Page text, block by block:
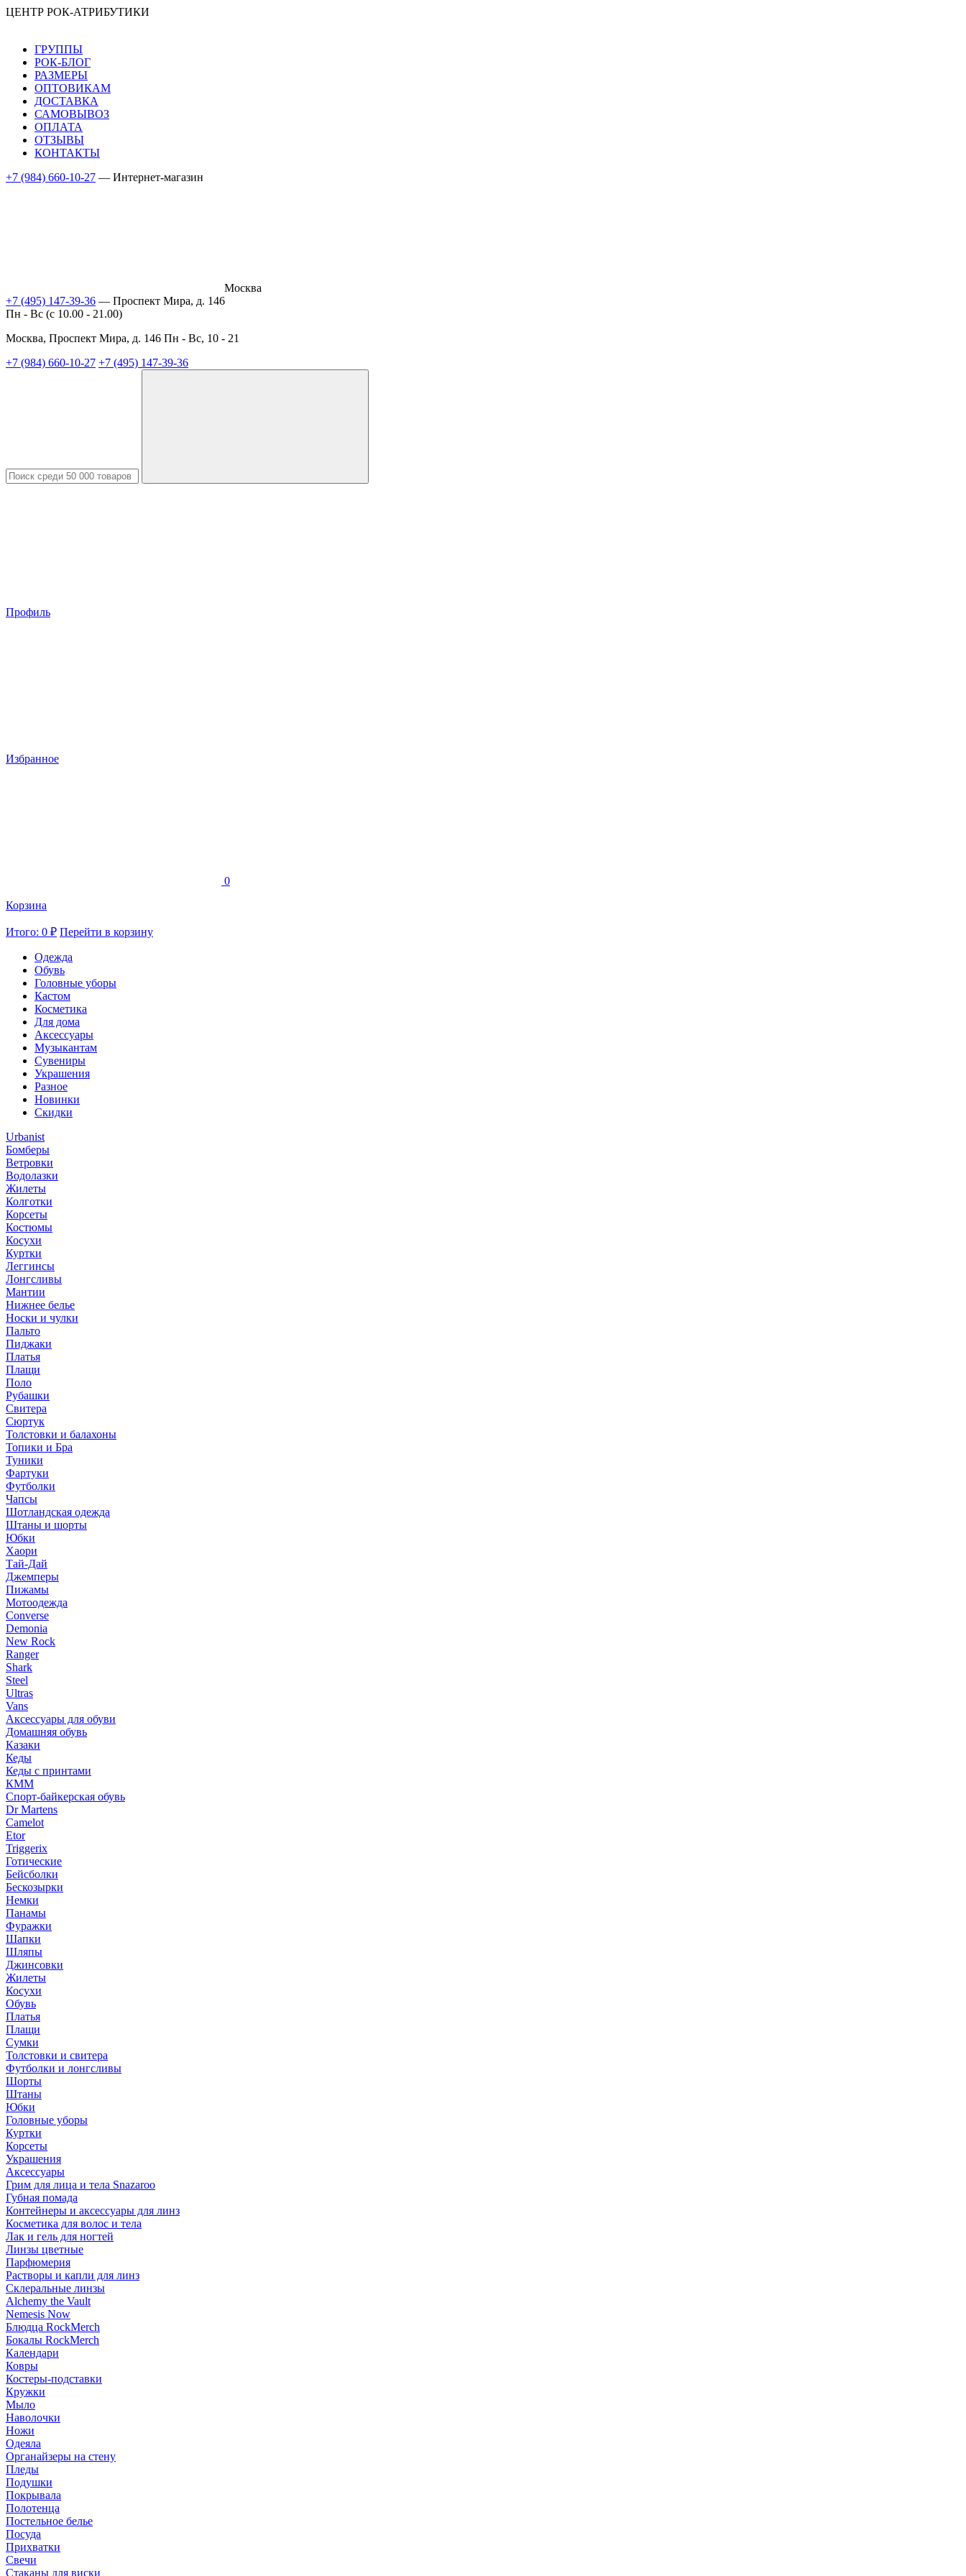
ЦЕНТР РОК-АТРИБУТИКИ
ГРУППЫ
РОК-БЛОГ
РАЗМЕРЫ
ОПТОВИКАМ
ДОСТАВКА
САМОВЫВОЗ
ОПЛАТА
ОТЗЫВЫ
КОНТАКТЫ
+7 (984) 660-10-27 — Интернет-магазин
Москва
+7 (495) 147-39-36 — Проспект Мира, д. 146
Пн - Вс (c 10.00 - 21.00)
Москва, Проспект Мира, д. 146 Пн - Вс, 10 - 21
+7 (984) 660-10-27 +7 (495) 147-39-36
Профиль
Избранное
0
Корзина
Итого: 0 ₽ Перейти в корзину
Одежда
Обувь
Головные уборы
Кастом
Косметика
Для дома
Аксессуары
Музыкантам
Сувениры
Украшения
Разное
Новинки
Скидки
Urbanist
Бомберы
Ветровки
Водолазки
Жилеты
Колготки
Корсеты
Костюмы
Косухи
Куртки
Леггинсы
Лонгсливы
Мантии
Нижнее белье
Носки и чулки
Пальто
Пиджаки
Платья
Плащи
Поло
Рубашки
Свитера
Сюртук
Толстовки и балахоны
Топики и Бра
Туники
Фартуки
Футболки
Чапсы
Шотландская одежда
Штаны и шорты
Юбки
Хаори
Тай-Дай
Джемперы
Пижамы
Мотоодежда
Converse
Demonia
New Rock
Ranger
Shark
Steel
Ultras
Vans
Аксессуары для обуви
Домашняя обувь
Казаки
Кеды
Кеды с принтами
КММ
Спорт-байкерская обувь
Dr Martens
Camelot
Etor
Triggerix
Готические
Бейсболки
Бескозырки
Немки
Панамы
Фуражки
Шапки
Шляпы
Джинсовки
Жилеты
Косухи
Обувь
Платья
Плащи
Сумки
Толстовки и свитера
Футболки и лонгсливы
Шорты
Штаны
Юбки
Головные уборы
Куртки
Корсеты
Украшения
Аксессуары
Грим для лица и тела Snazaroo
Губная помада
Контейнеры и аксессуары для линз
Косметика для волос и тела
Лак и гель для ногтей
Линзы цветные
Парфюмерия
Растворы и капли для линз
Склеральные линзы
Alchemy the Vault
Nemesis Now
Блюдца RockMerch
Бокалы RockMerch
Календари
Ковры
Костеры-подставки
Кружки
Мыло
Наволочки
Ножи
Одеяла
Органайзеры на стену
Пледы
Подушки
Покрывала
Полотенца
Постельное белье
Посуда
Прихватки
Свечи
Стаканы для виски